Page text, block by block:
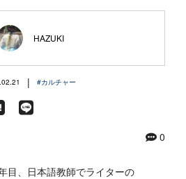
HAZUKI
| #カルチャー
0
目、日本語教師でライターの